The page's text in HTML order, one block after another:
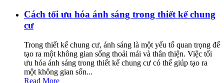
Cách tối ưu hóa ánh sáng trong thiết kế chung
cư
Trong thiết kế chung cư, ánh sáng là một yếu tố quan trọng để
tạo ra một không gian sống thoải mái và thân thiện. Việc tối
ưu hóa ánh sáng trong thiết kế chung cư có thể giúp tạo ra
một không gian sốn...
Read More